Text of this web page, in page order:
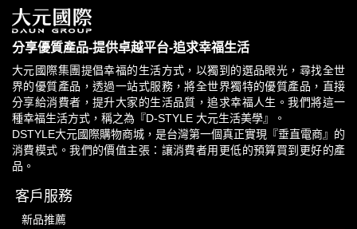
分享優質產品-提供卓越平台-追求幸福生活
大元國際集團提倡幸福的生活方式，以獨到的選品眼光，尋找全世
界的優質產品，透過一站式服務，將全世界獨特的優質產品，直接
分享給消費者，提升大家的生活品質，追求幸福人生。我們將這一
種幸福生活方式，稱之為『D-STYLE 大元生活美學』。
DSTYLE大元國際購物商城，是台灣第一個真正實現『垂直電商』的
消費模式。我們的價值主張：讓消費者用更低的預算買到更好的產
品。
客戶服務
新品推薦